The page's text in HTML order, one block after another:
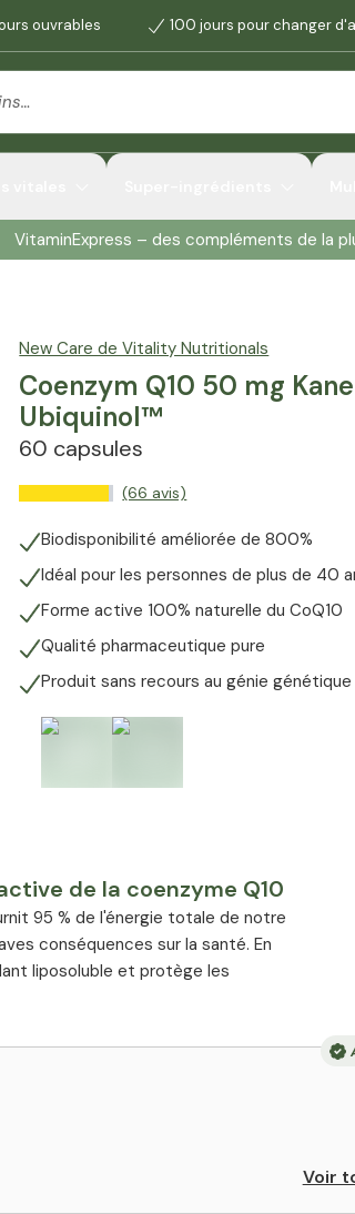
ouvrables 100 jours pour changer
VitaminExpress – des compléments de la
New Care de Vitality Nutritionals
Coenzym Q10 50 mg
Ubiquinol™
60 capsules
(66 avis)
Biodisponibilité améliorée de 800%
Idéal pour les personnes de plus de 40
Forme active 100% naturelle du CoQ10
Qualité pharmaceutique pure
Produit sans recours au génie génétique
de la coenzyme Q10
95 % de l'énergie totale de notre
conséquences sur la santé. En
liposoluble et protège les
Voir